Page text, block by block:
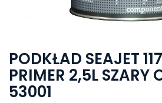
PODKŁAD SEAJET
PRIMER 2,5L SZARY
53001